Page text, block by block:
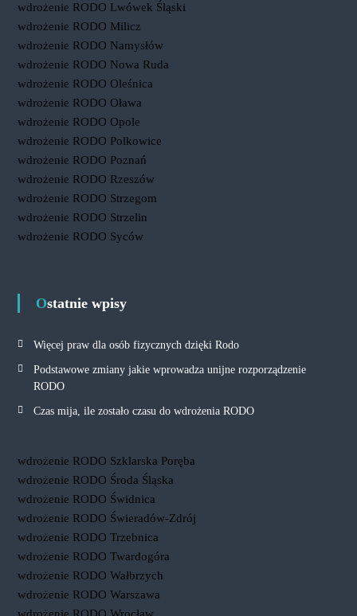
wdrożenie RODO Lwówek Śląski
wdrożenie RODO Milicz
wdrożenie RODO Namysłów
wdrożenie RODO Nowa Ruda
wdrożenie RODO Oleśnica
wdrożenie RODO Oława
wdrożenie RODO Opole
wdrożenie RODO Polkowice
wdrożenie RODO Poznań
wdrożenie RODO Rzeszów
wdrożenie RODO Strzegom
wdrożenie RODO Strzelin
wdrożenie RODO Syców
Ostatnie wpisy
Więcej praw dla osób fizycznych dzięki Rodo
Podstawowe zmiany jakie wprowadza unijne rozporządzenie
RODO
Czas mija, ile zostało czasu do wdrożenia RODO
wdrożenie RODO Szklarska Poręba
wdrożenie RODO Środa Śląska
wdrożenie RODO Świdnica
wdrożenie RODO Świeradów-Zdrój
wdrożenie RODO Trzebnica
wdrożenie RODO Twardogóra
wdrożenie RODO Wałbrzych
wdrożenie RODO Warszawa